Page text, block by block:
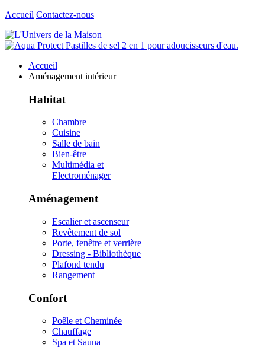
Accueil Contactez-nous
Accueil
Aménagement intérieur
Habitat
Chambre
Cuisine
Salle de bain
Bien-être
Multimédia et
Electroménager
Aménagement
Escalier et ascenseur
Revêtement de sol
Porte, fenêtre et verrière
Dressing - Bibliothèque
Plafond tendu
Rangement
Confort
Poêle et Cheminée
Chauffage
Spa et Sauna